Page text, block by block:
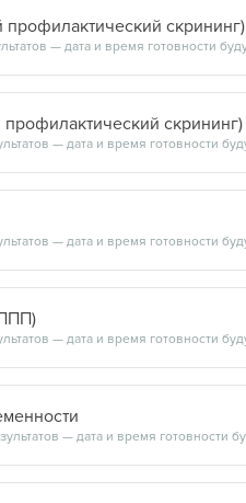
скрининг)
скрининг)